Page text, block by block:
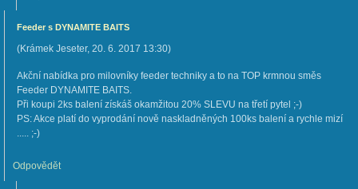
Feeder s DYNAMITE BAITS
(Krámek Jeseter, 20. 6. 2017 13:30)
Akční nabídka pro milovníky feeder techniky a to na TOP krmnou směs
Feeder DYNAMITE BAITS.
Při koupi 2ks balení získáš okamžitou 20% SLEVU na třetí pytel ;-)
PS: Akce platí do vyprodání nově naskladněných 100ks balení a rychle mizí
..... ;-)
Odpovědět